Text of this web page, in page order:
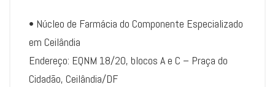
• Núcleo de Farmácia do Componente Especializado
em Ceilândia
Endereço: EQNM 18/20, blocos A e C – Praça do
Cidadão, Ceilândia/DF